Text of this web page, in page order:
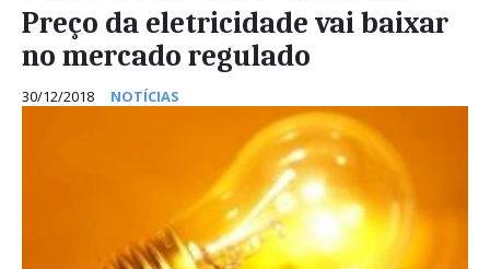
Preço da eletricidade vai baixar
no mercado regulado
30/12/2018 NOTÍCIAS